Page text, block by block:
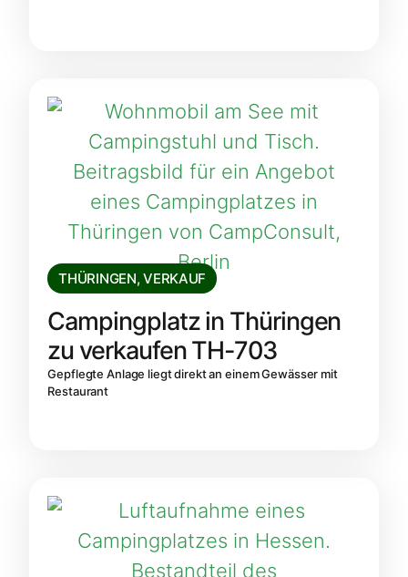
THÜRINGEN,VERKAUF
Campingplatz in Thüringen
zu verkaufen TH-703
Gepflegte Anlage liegt direkt an einem Gewässer mit
Restaurant